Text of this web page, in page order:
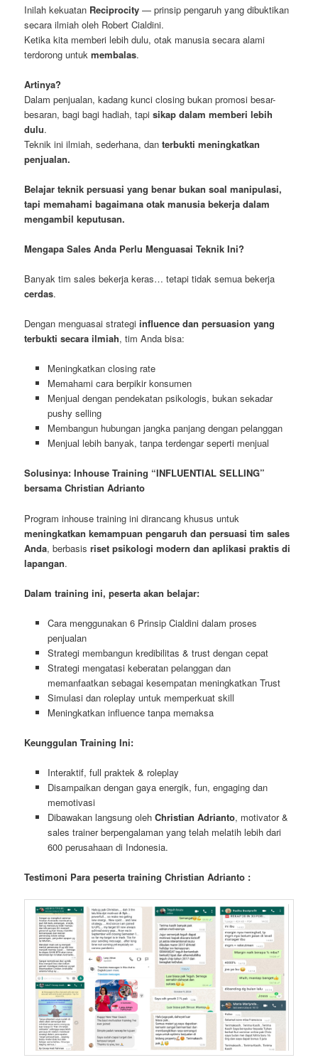
Inilah kekuatan Reciprocity — prinsip pengaruh yang dibuktikan
secara ilmiah oleh Robert Cialdini.
Ketika kita memberi lebih dulu, otak manusia secara alami
terdorong untukmembalas.
Artinya?
Dalam penjualan, kadang kunci closing bukan promosi besar-
besaran, bagi bagi hadiah, tapisikap dalam memberi lebih
dulu.
Teknik ini ilmiah, sederhana, danterbukti meningkatkan
penjualan.
Belajar teknik persuasi yang benar bukan soal manipulasi,
tapi memahami bagaimana otak manusia bekerja dalam
mengambil keputusan.
Mengapa Sales Anda Perlu Menguasai Teknik Ini?
Banyak tim sales bekerja keras… tetapi tidak semua bekerja
cerdas.
Dengan menguasai strategiinfluence dan persuasion yang
terbukti secara ilmiah, tim Anda bisa:
Meningkatkan closing rate
Memahami cara berpikir konsumen
Menjual dengan pendekatan psikologis, bukan sekadar
pushy selling
Membangun hubungan jangka panjang dengan pelanggan
Menjual lebih banyak, tanpa terdengar seperti menjual
Solusinya: Inhouse Training “INFLUENTIAL SELLING”
bersama Christian Adrianto
Program inhouse training ini dirancang khusus untuk
meningkatkan kemampuan pengaruh dan persuasi tim sales
Anda, berbasisriset psikologi modern dan aplikasi praktis di
lapangan.
Dalam training ini, peserta akan belajar:
Cara menggunakan 6 Prinsip Cialdini dalam proses
penjualan
Strategi membangun kredibilitas & trust dengan cepat
Strategi mengatasi keberatan pelanggan dan
memanfaatkan sebagai kesempatan meningkatkan Trust
Simulasi dan roleplay untuk memperkuat skill
Meningkatkan influence tanpa memaksa
Keunggulan Training Ini:
Interaktif, full praktek & roleplay
Disampaikan dengan gaya energik, fun, engaging dan
memotivasi
Dibawakan langsung oleh Christian Adrianto, motivator &
sales trainer berpengalaman yang telah melatih lebih dari
600 perusahaan di Indonesia.
Testimoni Para peserta training Christian Adrianto :